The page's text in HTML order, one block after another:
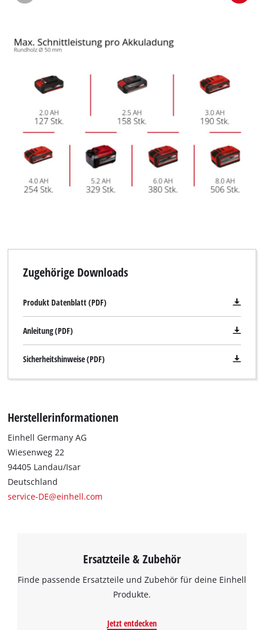
Zugehörige Downloads
Produkt Datenblatt (PDF)
Anleitung (PDF)
Sicherheitshinweise (PDF)
Herstellerinformationen
Einhell Germany AG
Wiesenweg 22
94405 Landau/Isar
Deutschland
service-DE@einhell.com
Ersatzteile & Zubehör
Finde passende Ersatzteile und Zubehör für deine Einhell
Produkte.
Jetzt entdecken